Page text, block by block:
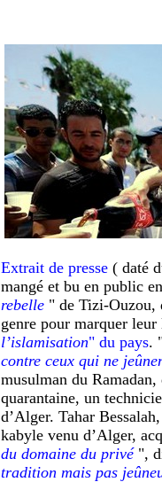
Extrait de presse ( daté
mangé et bu en public
rebelle " de Tizi-Ouzou,
genre pour marquer
l’islamisation" du pays.
contre ceux qui ne
musulman du
quarantaine, un
d’Alger. Tahar
kabyle venu d’Alger,
du domaine du privé ",
tradition mais pas